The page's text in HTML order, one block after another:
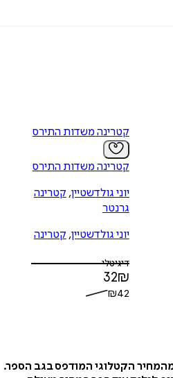
קטרינה משדות התירס
קטרינה משדות התירס
יוני גולדשטיין, קטרינה
גרנטר
יוני גולדשטיין, קטרינה
דיגיטלי
32₪
₪42
הקטלוגי המודפס בגב הספר.